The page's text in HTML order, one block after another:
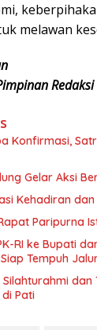
melawan
Redaksi
Konfirmasi,
Gelar Aksi
Kehadiran
Paripurna
RI ke Bupati
Tempuh
Silahturahmi
Pati